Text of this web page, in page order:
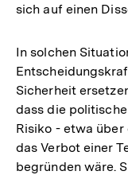
sich auf einen
In solchen
Sicherheit
dass die
Risiko - etwa
das Verbot einer
begründen wäre.